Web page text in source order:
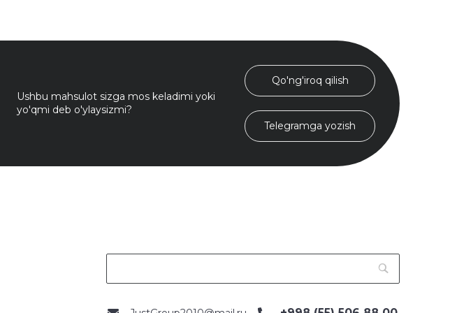
Ushbu mahsulot sizga mos keladimi yoki
yo'qmi deb o'ylaysizmi?
Qo'ng'iroq qilish
Telegramga yozish